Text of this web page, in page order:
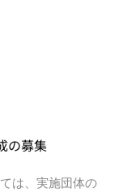
の募集
は、実施団体の